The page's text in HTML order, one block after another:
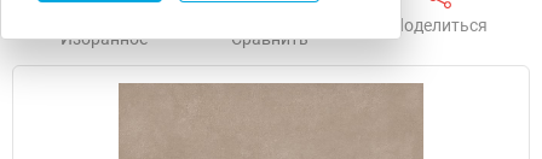
Избранное Сравнить
Поделиться